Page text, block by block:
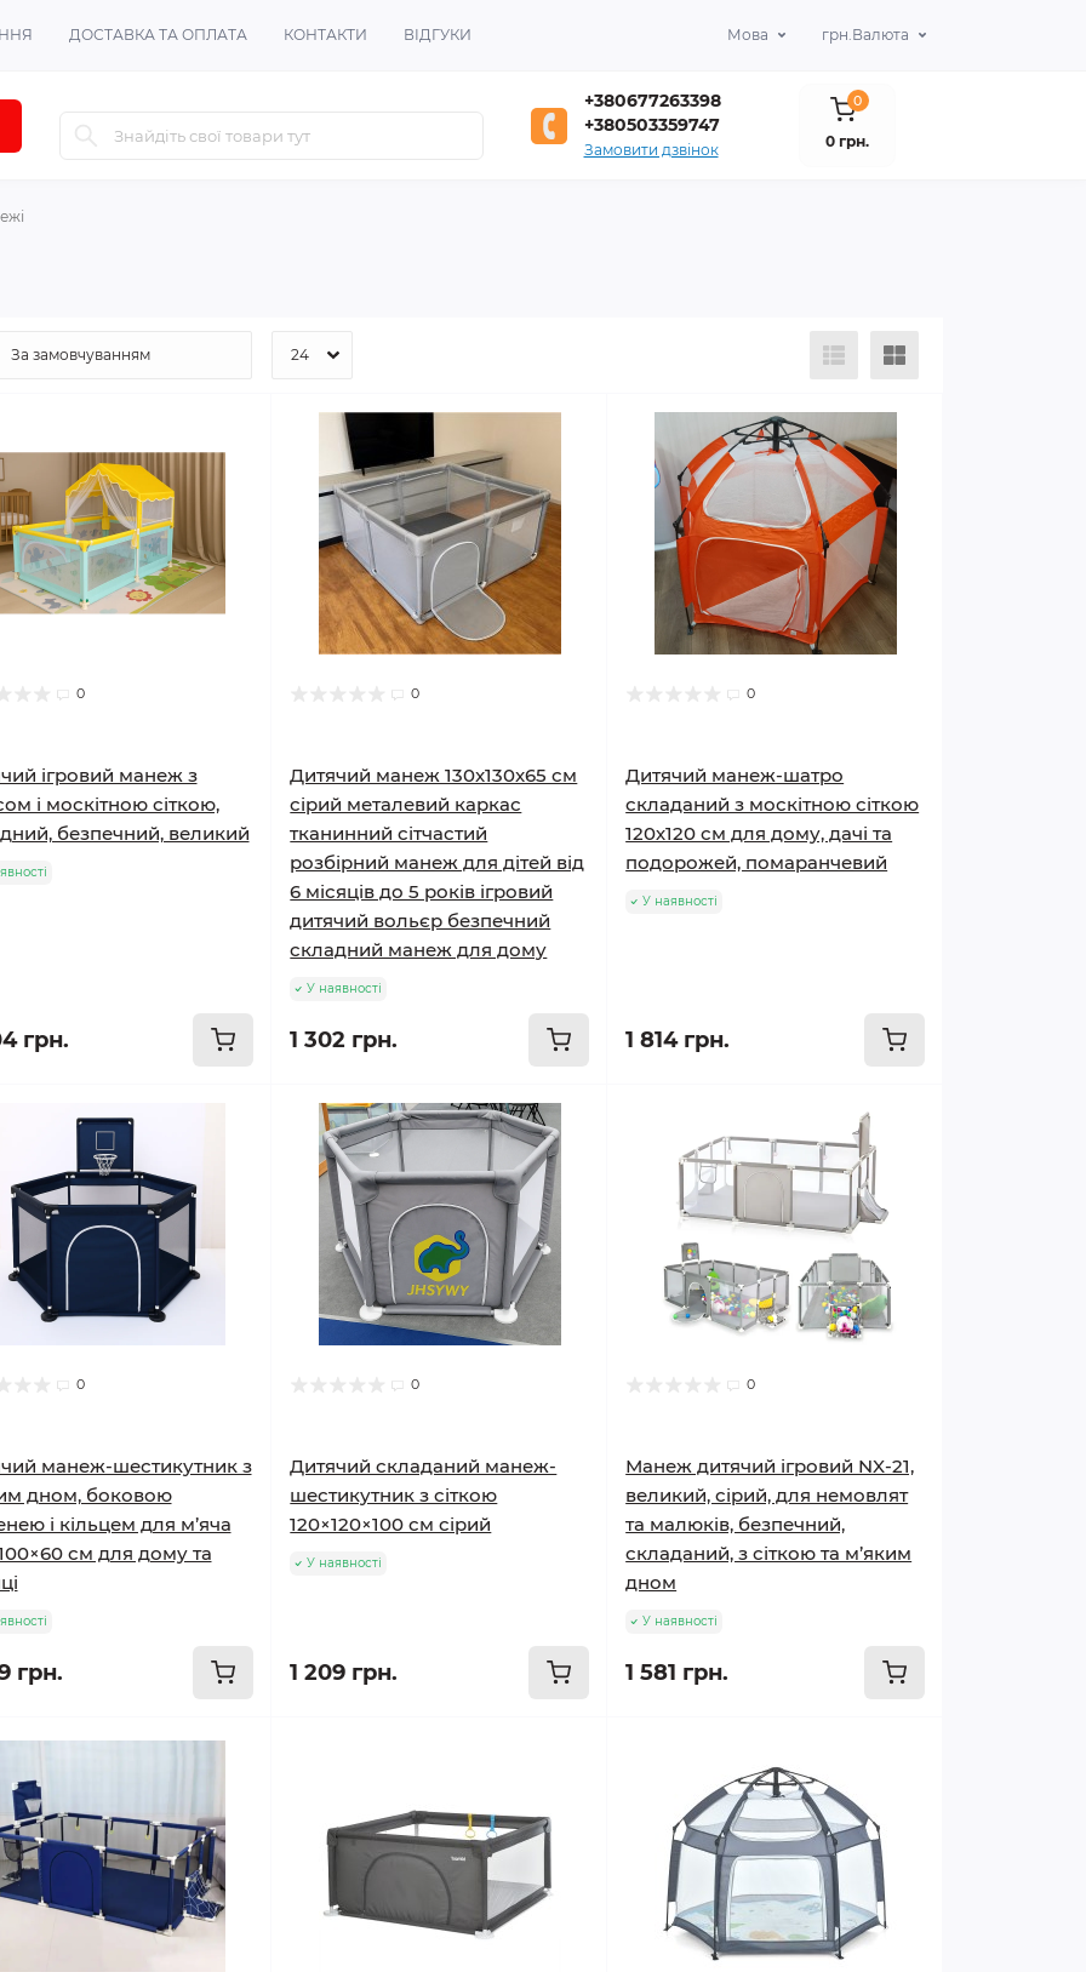
ДОСТАВКА ТА ОПЛАТА КОНТАКТИ ВІДГУКИ Мова грн.Валюта
+380677263398
+380503359747
Замовити дзвінок
0
0 грн.
0
ігровий манеж з
і москітною сіткою,
безпечний, великий
грн.
0
Дитячий манеж 130x130x65 см
сірий металевий каркас
тканинний сітчастий
розбірний манеж для дітей від
6 місяців до 5 років ігровий
дитячий вольєр безпечний
складний манеж для дому
У наявності
1 302 грн.
0
Дитячий манеж-шатро
складаний з москітною сіткою
120х120 см для дому, дачі та
подорожей, помаранчевий
У наявності
1 814 грн.
0
манеж-шестикутник з
дном, боковою
і кільцем для м’яча
см для дому та
грн.
0
Дитячий складаний манеж-
шестикутник з сіткою
120×120×100 см сірий
У наявності
1 209 грн.
0
Манеж дитячий ігровий NX-21,
великий, сірий, для немовлят
та малюків, безпечний,
складаний, з сіткою та м’яким
дном
У наявності
1 581 грн.